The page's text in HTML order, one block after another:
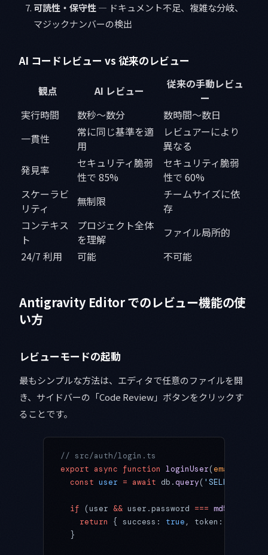
可読性・保守性 — ドキュメント不足、複雑な分岐、
マジックナンバーの検出
AI コードレビュー vs 従来のレビュー
観点 AI レビュー
従来の手動レビュ
ー
実行時間
数秒～数分
数時間～数日
一貫性
常に同じ基準を適
用
レビュアーにより
異なる
発見率
セキュリティ脆弱
性で 85%
セキュリティ脆弱
性で 60%
スケーラビ
リティ
無制限
チームサイズに依
存
コンテキス
ト
プロジェクト全体
を理解
ファイル局所的
24/7 利用
可能 不可能
Antigravity Editor でのレビュー機能の使
い方
レビューモードの起動
最もシンプルな方法は、エディタで任意のファイルを開
き、サイドバーの「Code Review」ボタンをクリックす
ることです。
// src/auth/login.ts
export async function loginUser(email
  const
user = await db.query( 'SELECT *
  if
(user && user.password === md5
    return
{ success: true , token: user.id
  }